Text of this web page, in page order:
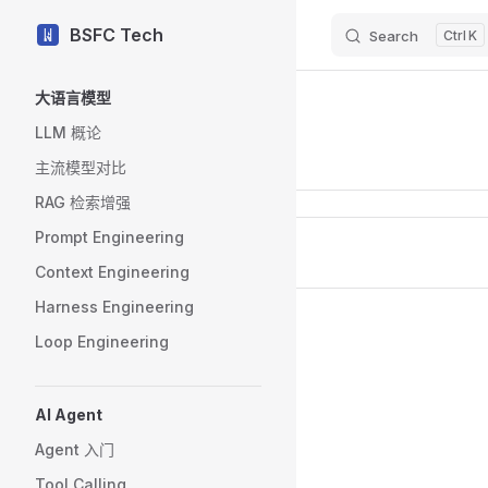
Skip to content
BSFC Tech Search K
大语言模型
LLM 概论
主流模型对比
RAG 检索增强
Prompt Engineering
Context Engineering
Harness Engineering
Loop Engineering
AI Agent
Agent 入门
Tool Calling
最后更新于:7/8/26, 5:50 AM
Pager
Previous page
AI 代码审查